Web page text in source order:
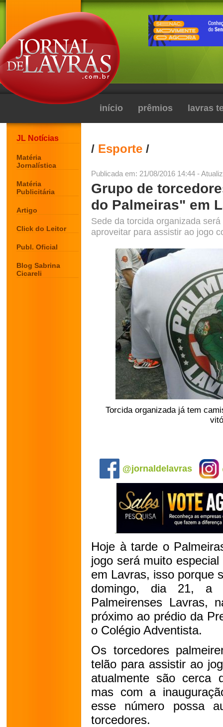
início prêmios lavras
JL Notícias
Matéria
Jornalística
Matéria
Publicitária
Artigo
Click do Leitor
Publ. Oficial
Blog Sabrina
Cicareli
/ Esporte /
Publicada em: 21/08/2016 14:44 -
Grupo de
do Palmeiras" em
Sede da torcida organizada
aproveitar para assistir ao jogo
Torcida organizada já tem
@jornaldelavras
Hoje à tarde o
jogo será muito
em Lavras, isso porque
domingo, dia 21, a
Palmeirenses Lavras,
próximo ao prédio da
o Colégio Adventista.
Os torcedores
telão para assistir ao
atualmente são cerca
mas com a
esse número possa
torcedores.